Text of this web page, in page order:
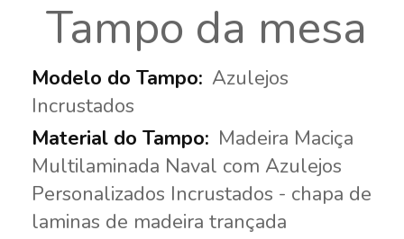
Tampo da mesa
Azulejos
Incrustados
Madeira Maciça
Multilaminada Naval com Azulejos
Personalizados Incrustados - chapa de
laminas de madeira trançada